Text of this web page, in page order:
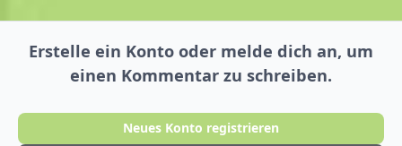
Erstelle ein Konto oder melde dich an, um
einen Kommentar zu schreiben.
Neues Konto registrieren